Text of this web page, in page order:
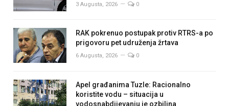
3 Augusta, 2026 0
RAK pokrenuo postupak protiv RTRS-a po
prigovoru pet udruženja žrtava
6 Augusta, 2026 0
Apel građanima Tuzle: Racionalno
koristite vodu – situacija u
vodosnabdijevanju je ozbiljna